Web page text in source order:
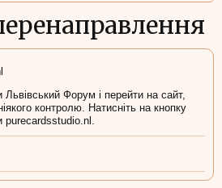
Львівський Форум і перейти на сайт,
контролю. Натисніть на кнопку